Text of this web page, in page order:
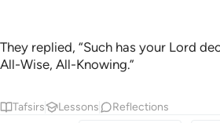
They replied, “Such has your Lord
All-Wise, All-Knowing.”
Tafsirs Lessons Reflections